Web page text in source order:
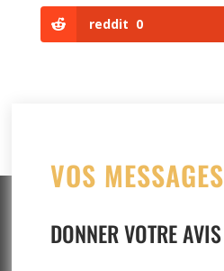
reddit 0
VOS MESSAGES
DONNER VOTRE AVIS